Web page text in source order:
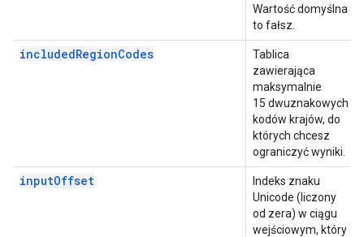
Wartość domyślna
to fałsz.
includedRegionCodes
Tablica
zawierająca
maksymalnie
15 dwuznakowych
kodów krajów, do
których chcesz
ograniczyć wyniki.
inputOffset
Indeks znaku
Unicode (liczony
od zera) w ciągu
wejściowym, który